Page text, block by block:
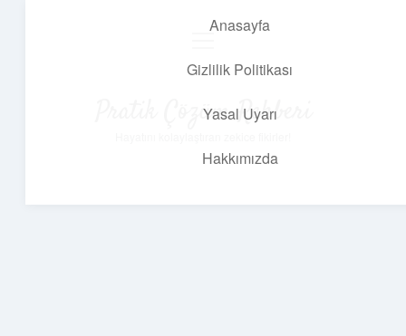
Anasayfa
Gizlilik Politikası
Yasal Uyarı
Hakkımızda
Pratik Çözüm Rehberi